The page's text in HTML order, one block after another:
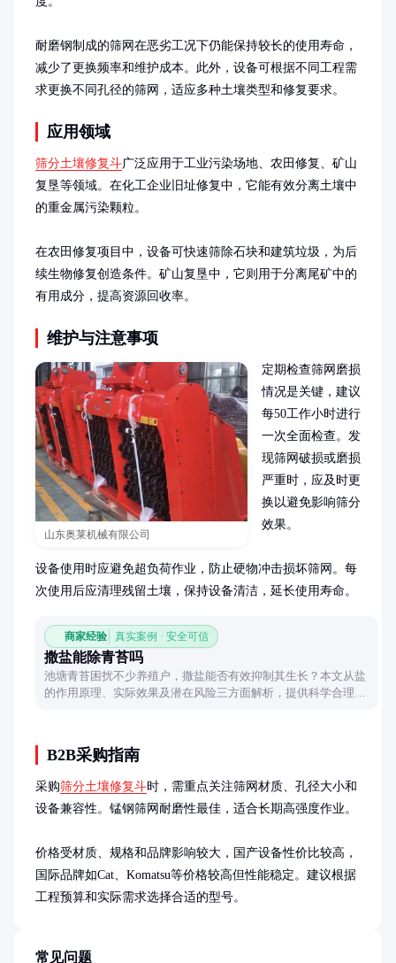
耐磨钢制成的筛网在恶劣工况下仍能保持较长的使用寿命，
减少了更换频率和维护成本。此外，设备可根据不同工程需
求更换不同孔径的筛网，适应多种土壤类型和修复要求。
应用领域
筛分土壤修复斗广泛应用于工业污染场地、农田修复、矿山
复垦等领域。在化工企业旧址修复中，它能有效分离土壤中
的重金属污染颗粒。
在农田修复项目中，设备可快速筛除石块和建筑垃圾，为后
续生物修复创造条件。矿山复垦中，它则用于分离尾矿中的
有用成分，提高资源回收率。
维护与注意事项
山东奥莱机械有限公司
定期检查筛网磨损
情况是关键，建议
每50工作小时进行
一次全面检查。发
现筛网破损或磨损
严重时，应及时更
换以避免影响筛分
效果。
设备使用时应避免超负荷作业，防止硬物冲击损坏筛网。每
次使用后应清理残留土壤，保持设备清洁，延长使用寿命。
商家经验 真实案例 · 安全可信
撒盐能除青苔吗
池塘青苔困扰不少养殖户，撒盐能否有效抑制其生长？本文从盐
的作用原理、实际效果及潜在风险三方面解析，提供科学合理的
B2B采购指南
采购筛分土壤修复斗时，需重点关注筛网材质、孔径大小和
设备兼容性。锰钢筛网耐磨性最佳，适合长期高强度作业。
价格受材质、规格和品牌影响较大，国产设备性价比较高，
国际品牌如Cat、Komatsu等价格较高但性能稳定。建议根据
工程预算和实际需求选择合适的型号。
常见问题